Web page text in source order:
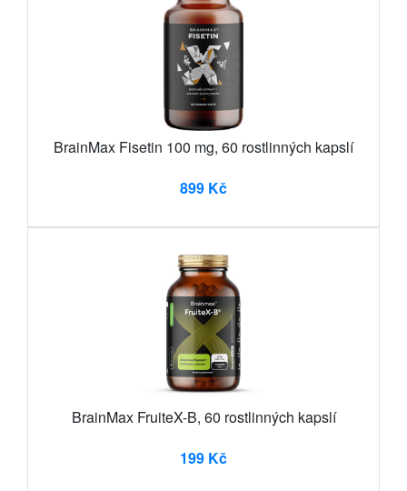
BrainMax Fisetin 100 mg, 60 rostlinných kapslí
899 Kč
BrainMax FruiteX-B, 60 rostlinných kapslí
199 Kč